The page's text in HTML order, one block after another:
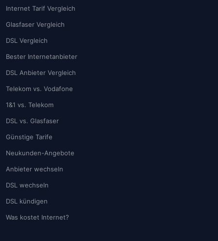
Internet Tarif Vergleich
Glasfaser Vergleich
DSL Vergleich
Bester Internetanbieter
DSL Anbieter Vergleich
Telekom vs. Vodafone
1&1 vs. Telekom
DSL vs. Glasfaser
Günstige Tarife
Neukunden-Angebote
Anbieter wechseln
DSL wechseln
DSL kündigen
Was kostet Internet?